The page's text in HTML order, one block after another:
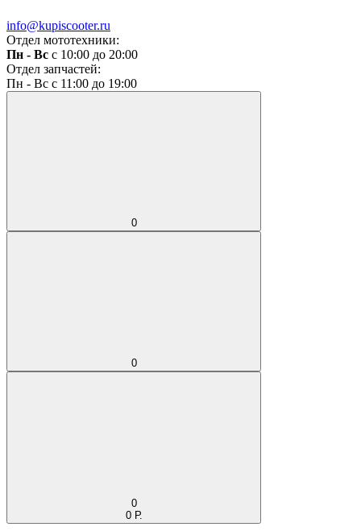
info@kupiscooter.ru
Отдел мототехники:
Пн - Вс с 10:00 до 20:00
Отдел запчастей:
Пн - Вс с 11:00 до 19:00
0
0
0
0 Р.